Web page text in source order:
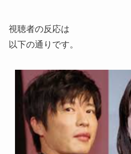
視聴者の反応は
以下の通りです。